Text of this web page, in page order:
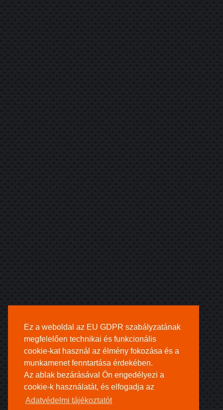
Ez a weboldal az EU GDPR szabályzatának
megfelelően technikai és funkcionális
cookie-kat használ az élmény fokozása és a
munkamenet fenntartása érdekében.
Az ablak bezárásával Ön engedélyezi a
cookie-k használatát, és elfogadja az
Adatvédelmi tájékoztatót